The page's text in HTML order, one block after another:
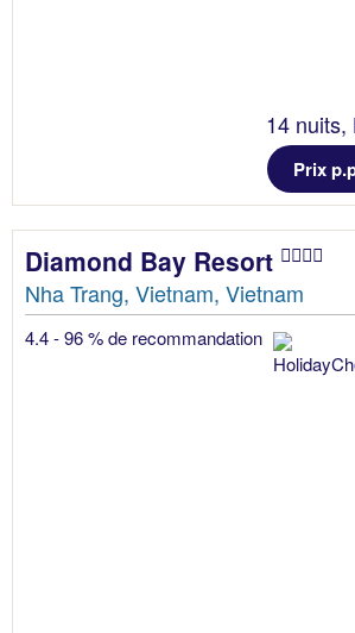
14 nuits,
Prix
Diamond Bay Resort
Nha Trang, Vietnam, Vietnam
4.4 - 96 % de recommandation